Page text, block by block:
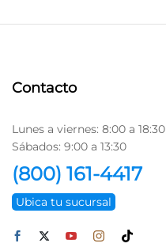
Contacto
Lunes a viernes: 8:00 a 18:30
Sábados: 9:00 a 13:30
(800) 161-4417
Ubica tu sucursal